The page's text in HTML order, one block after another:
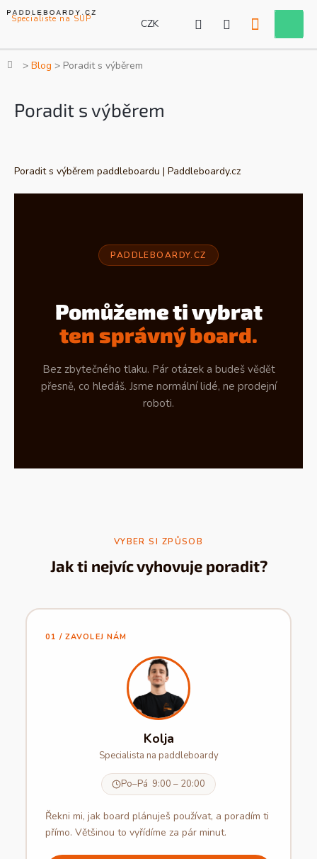
na
CZK
košík
Domů
Blog Poradit s výběrem
Poradit s výběrem
Poradit s výběrem paddleboardu | Paddleboardy.cz
PADDLEBOARDY.CZ
Pomůžeme ti vybrat
ten správný board.
Bez zbytečného tlaku. Pár otázek a budeš vědět
přesně, co hledáš. Jsme normální lidé, ne prodejní
roboti.
VYBER SI ZPŮSOB
Jak ti nejvíc vyhovuje poradit?
01 / ZAVOLEJ NÁM
Kolja
Specialista na paddleboardy
Po–Pá 9:00 – 20:00
Řekni mi, jak board plánuješ používat, a poradím ti
přímo. Většinou to vyřídíme za pár minut.